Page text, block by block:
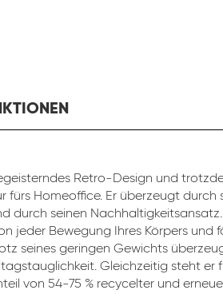
Retro-Design und
fürs Homeoffice. Er überzeugt
durch seinen
jeder Bewegung Ihres Körpers
seines geringen Gewichts
Gleichzeitig steht er
von 54-75 % recycelter und